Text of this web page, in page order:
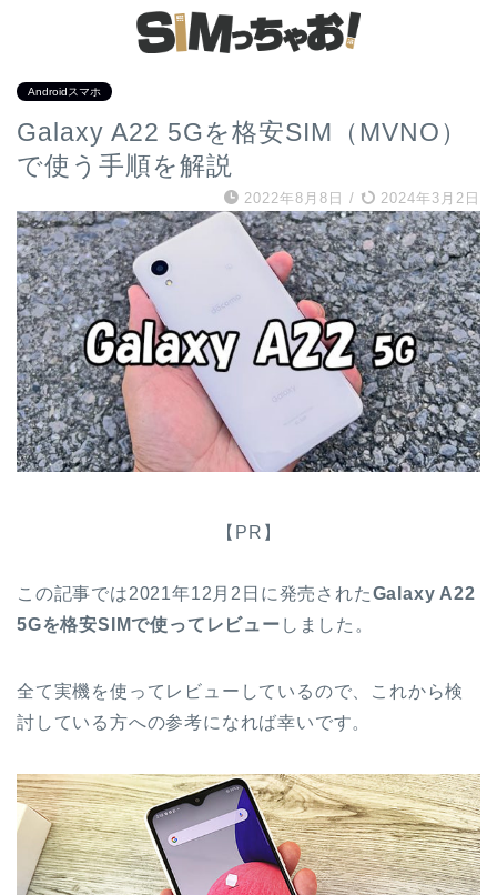
Androidスマホ
Galaxy A22 5Gを格安SIM（MVNO）
で使う手順を解説
2022年8月8日 / 2024年3月2日
【PR】
この記事では2021年12月2日に発売されたGalaxy A22
5Gを格安SIMで使ってレビュー しました。
全て実機を使ってレビューしているので、これから検
討している方への参考になれば幸いです。